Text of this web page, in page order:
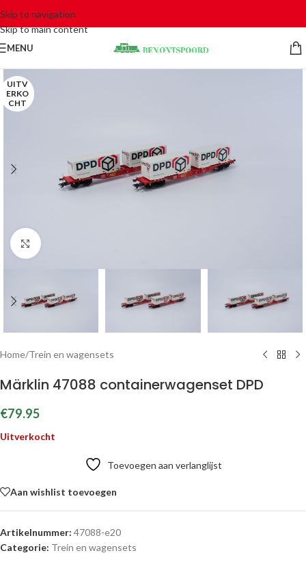
Skip to navigation
Skip to main content
MENU
UITV
ERKO
CHT
Click to enlarge
Home/Trein en wagensets
Märklin 47088 containerwagenset DPD
€79.95
Uitverkocht
Toevoegen aan verlanglijst
Aan wishlist toevoegen
Artikelnummer: 47088-e20
Categorie: Trein en wagensets